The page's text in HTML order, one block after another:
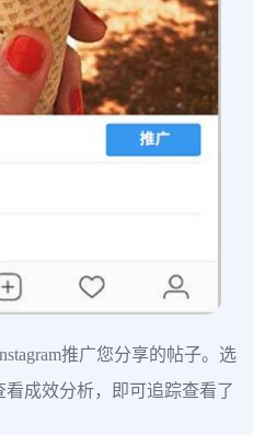
推广您分享的帖子。选
成效分析，即可追踪查看了